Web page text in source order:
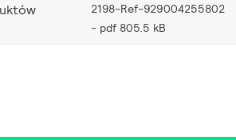
2198-Ref-929004255802
pdf 805.5 kB